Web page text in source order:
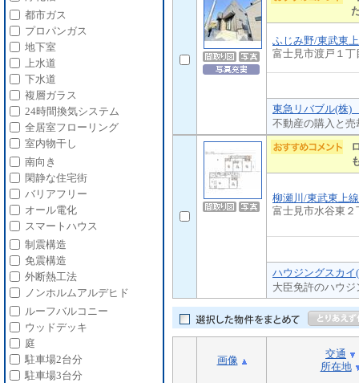
ふじみ野/東武東
富士見市渡戸１丁
東急リバブル(株)
不動産の購入と
柳瀬川/東武東上線
富士見市水谷東２
ハウジングスカ
大臣免許のハウ
画像
交通
所在地
都市ガス
プロパンガス
地下室
上水道
下水道
複層ガラス
24時間換気システム
全居室フローリング
室内物干し
南向き
閑静な住宅街
バリアフリー
オール電化
スマートハウス
制震構造
免震構造
外断熱工法
ノンホルムアルデヒド
ルーフバルコニー
ウッドデッキ
庭
駐車場2台分
駐車場3台分